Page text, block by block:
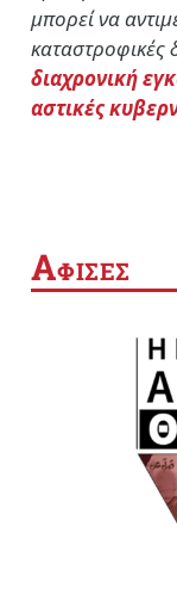
μπορεί να
καταστροφικές
διαχρονική
αστικές
ΑΦΙΣΕΣ